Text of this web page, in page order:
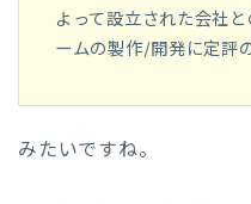
よって設立された会社
ームの製作/開発に定評
みたいですね。